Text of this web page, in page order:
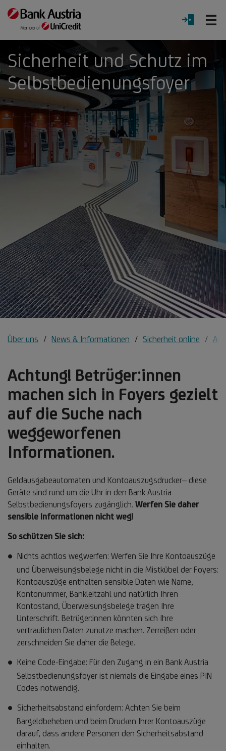
LOGIN
Sicherheit und Schutz im
Selbstbedienungsfoyer
Über uns News & Informationen Sicherheit online
Achtung! Betrüger:innen
machen sich in Foyers gezielt
auf die Suche nach
weggeworfenen
Informationen.
Geldausgabeautomaten und Kontoauszugsdrucker– diese
Geräte sind rund um die Uhr in den Bank Austria
Selbstbedienungsfoyers zugänglich. Werfen Sie daher
sensible Informationen nicht weg!
So schützen Sie sich:
Nichts achtlos wegwerfen: Werfen Sie Ihre Kontoauszüge
und Überweisungsbelege nicht in die Mistkübel der Foyers:
Kontoauszüge enthalten sensible Daten wie Name,
Kontonummer, Bankleitzahl und natürlich Ihren
Kontostand, Überweisungsbelege tragen Ihre
Unterschrift. Betrüger:innen könnten sich Ihre
vertraulichen Daten zunutze machen. Zerreißen oder
zerschneiden Sie daher die Belege.
Keine Code-Eingabe: Für den Zugang in ein Bank Austria
Selbstbedienungsfoyer ist niemals die Eingabe eines PIN
Codes notwendig.
Sicherheitsabstand einfordern: Achten Sie beim
Bargeldbeheben und beim Drucken Ihrer Kontoauszüge
darauf, dass andere Personen den Sicherheitsabstand
einhalten.